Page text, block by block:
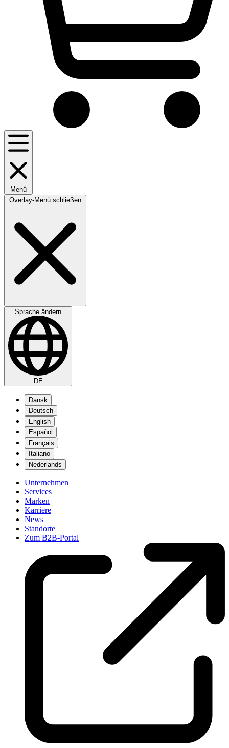
Menü
Overlay-Menü schließen
Sprache ändern
DE
Dansk
Deutsch
English
Español
Français
Italiano
Nederlands
Unternehmen
Services
Marken
Karriere
News
Standorte
Zum B2B-Portal